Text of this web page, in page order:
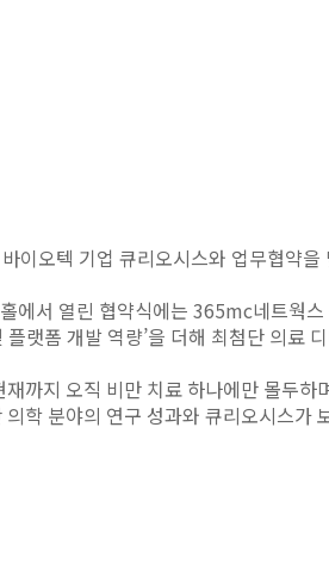
이오텍 기업 큐리오시스와 업무협약
에서 열린 협약식에는 365mc네트웍
플랫폼 개발 역량’을 더해 최첨단 의료
까지 오직 비만 치료 하나에만 몰두
학 분야의 연구 성과와 큐리오시스